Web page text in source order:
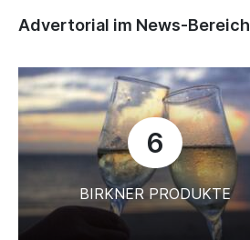
Advertorial im News-Bereich
6
BIRKNER PRODUKTE